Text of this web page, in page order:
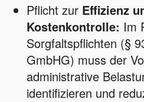
Pflicht zur Effizienz
Kostenkontrolle: Im
Sorgfaltspflichten (§
GmbHG) muss der
administrative
identifizieren und